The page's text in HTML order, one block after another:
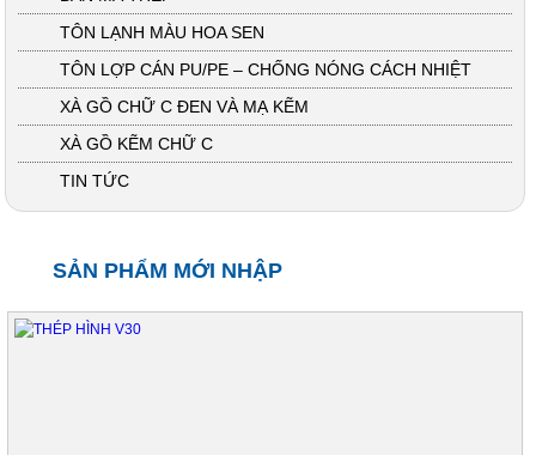
TÔN LẠNH MÀU HOA SEN
TÔN LỢP CÁN PU/PE – CHỐNG NÓNG CÁCH NHIỆT
XÀ GỒ CHỮ C ĐEN VÀ MẠ KẼM
XÀ GỒ KẼM CHỮ C
TIN TỨC
SẢN PHẨM MỚI NHẬP